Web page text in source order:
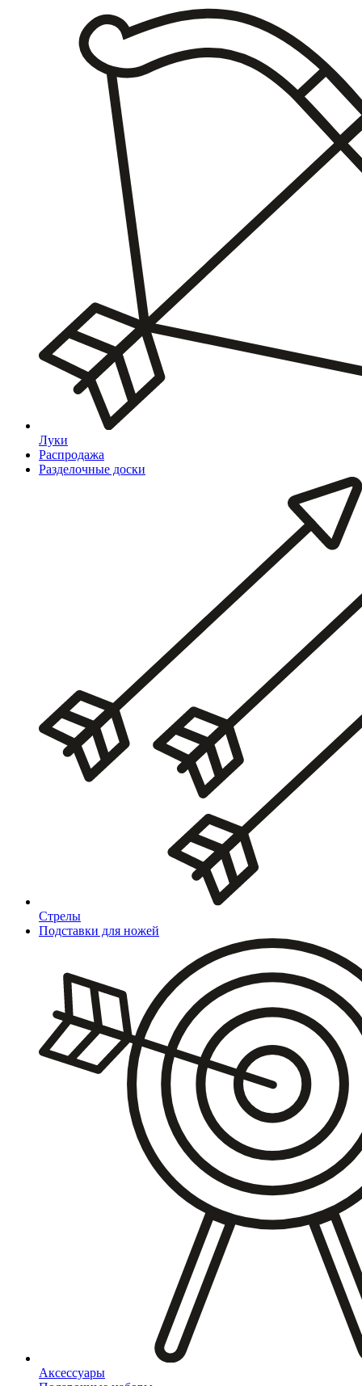
Луки
Распродажа
Разделочные доски
Стрелы
Подставки для ножей
Аксессуары